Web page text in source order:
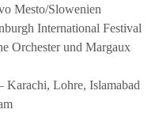
Mesto/Slowenien
International Festival
Orchester und Margaux
Karachi, Lohre, Islamabad